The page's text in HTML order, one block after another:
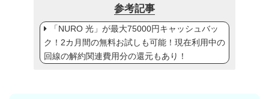
参考記事
「NURO 光」が最大75000円キャッシュバッ
ク！2カ月間の無料お試しも可能！現在利用中の
回線の解約関連費用分の還元もあり！